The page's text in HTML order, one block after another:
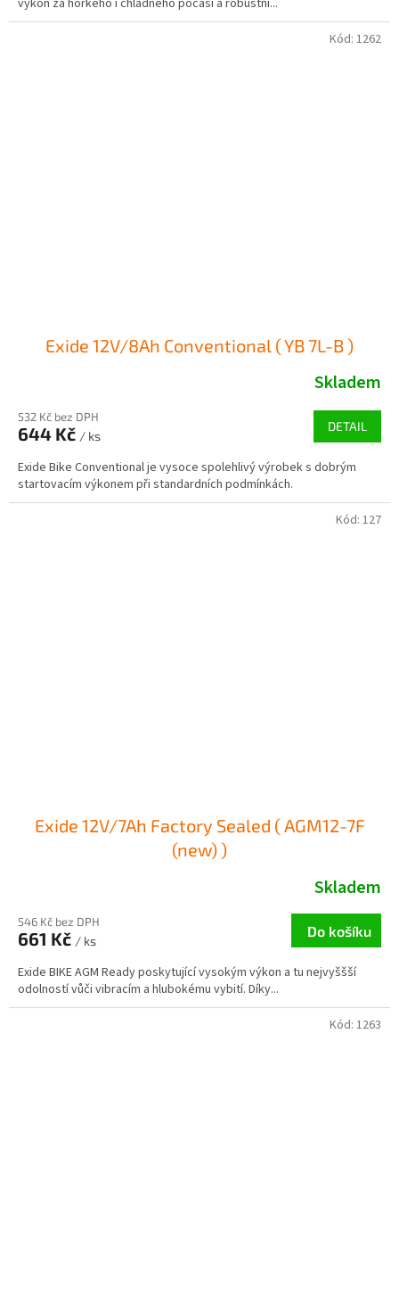
Exide 12V/8Ah Conventional ( YB 7L-B )
Skladem
532 Kč bez DPH
644 Kč / ks
DETAIL
Exide Bike Conventional je vysoce spolehlivý výrobek s dobrým
startovacím výkonem při standardních podmínkách.
Kód: 1262
Exide 12V/7Ah Factory Sealed ( AGM12-7F
(new) )
Skladem
546 Kč bez DPH
661 Kč / ks
Do košíku
Exide BIKE AGM Ready poskytující vysokým výkon a tu nejvyššší
odolností vůči vibracím a hlubokému vybití. Díky...
Kód: 127
Kód: 1263